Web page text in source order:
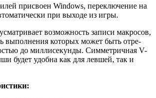
присвоен Windows, переключение на
при выходе из игры.
возможность записи макросов,
выполне­ния которых может быть отре­
до мил­лисекунды. Симметричная V-
будет удобна как для левшей, так и